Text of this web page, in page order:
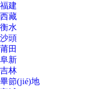
福建
西藏
衡水
沙頭
莆田
阜新
吉林
畢節(jié)地